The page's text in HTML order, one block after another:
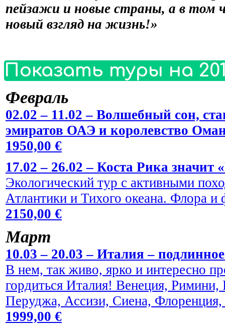
пейзажи и новые страны, а в том
новый взгляд на жизнь!»
Показать туры на
Февраль
02.02 – 11.02 – Волшебный сон,
эмиратов ОАЭ и королевство
1950,00 €
17.02 – 26.02 – Коста Рика значит
Экологический тур с активными
Атлантики и Тихого океана. Флора
2150,00 €
Maрт
10.03 – 20.03 – Италия –
В нем, так живо, ярко и интересно
гордиться Италия! Венеция,
Перуджа, Ассизи, Сиена,
1999,00 €